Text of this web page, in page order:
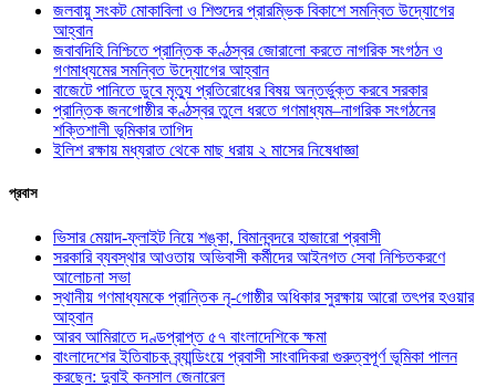
জলবায়ু সংকট মোকাবিলা ও শিশুদের প্রারম্ভিক বিকাশে সমন্বিত উদ্যোগের
আহ্বান
জবাবদিহি নিশ্চিতে প্রান্তিক কণ্ঠস্বর জোরালো করতে নাগরিক সংগঠন ও
গণমাধ্যমের সমন্বিত উদ্যোগের আহ্বান
বাজেটে পানিতে ডুবে মৃত্যু প্রতিরোধের বিষয় অন্তর্ভুক্ত করবে সরকার
প্রান্তিক জনগোষ্ঠীর কণ্ঠস্বর তুলে ধরতে গণমাধ্যম–নাগরিক সংগঠনের
শক্তিশালী ভূমিকার তাগিদ
ইলিশ রক্ষায় মধ্যরাত থেকে মাছ ধরায় ২ মাসের নিষেধাজ্ঞা
প্রবাস
ভিসার মেয়াদ-ফ্লাইট নিয়ে শঙ্কা, বিমানবন্দরে হাজারো প্রবাসী
সরকারি ব্যবস্থার আওতায় অভিবাসী কর্মীদের আইনগত সেবা নিশ্চিতকরণে
আলোচনা সভা
স্থানীয় গণমাধ্যমকে প্রান্তিক নৃ-গোষ্ঠীর অধিকার সুরক্ষায় আরো তৎপর হওয়ার
আহ্বান
আরব আমিরাতে দণ্ডপ্রাপ্ত ৫৭ বাংলাদেশিকে ক্ষমা
বাংলাদেশের ইতিবাচক ব্র্যান্ডিংয়ে প্রবাসী সাংবাদিকরা গুরুত্বপূর্ণ ভূমিকা পালন
করছেন: দুবাই কনসাল জেনারেল